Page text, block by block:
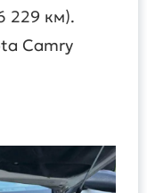
229 км).
Camry